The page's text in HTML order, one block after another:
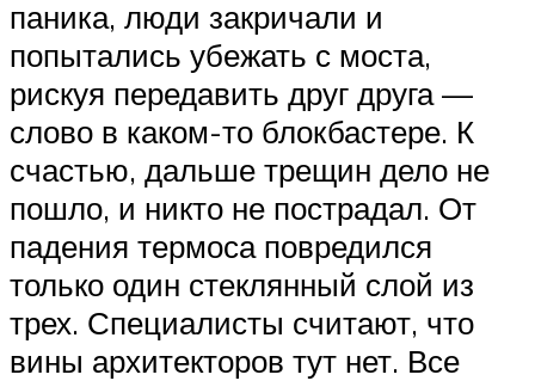
паника, люди закричали и
попытались убежать с моста,
рискуя передавить друг друга —
слово в каком-то блокбастере. К
счастью, дальше трещин дело не
пошло, и никто не пострадал. От
падения термоса повредился
только один стеклянный слой из
трех. Специалисты считают, что
вины архитекторов тут нет. Все